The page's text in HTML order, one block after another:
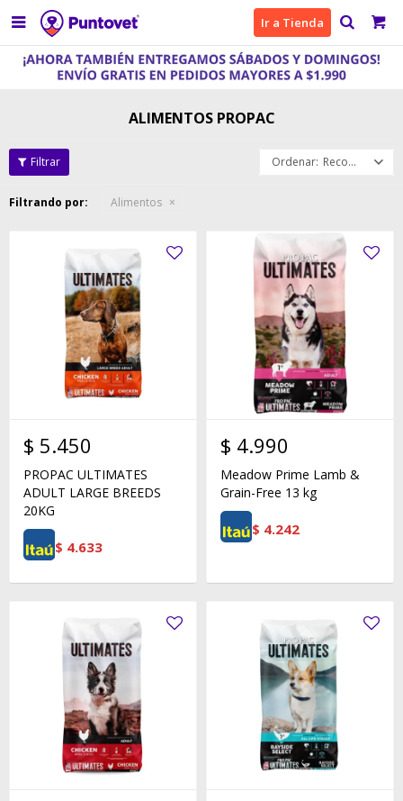
 Ir a Tienda
ALIMENTOS PROPAC
Recomendados
Filtrando por: Alimentos
$ 5.450
PROPAC ULTIMATES
ADULT LARGE BREEDS
20KG
$ 4.633
$ 4.990
Meadow Prime Lamb &
Grain-Free 13 kg
$ 4.242